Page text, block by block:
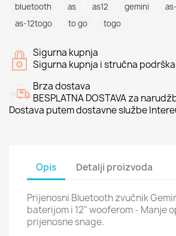
bluetooth
as as12 gemini
as-12togo
to go togo
Sigurna kupnja
Sigurna kupnja i stručna podrška
Brza dostava
BESPLATNA DOSTAVA za
Dostava putem dostavne službe
Opis Detalji proizvoda
Prijenosni Bluetooth zvučnik
baterijom i 12" wooferom - Manje
prijenosne snage.